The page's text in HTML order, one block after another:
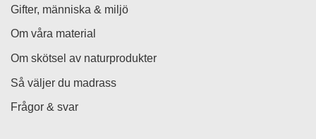
Gifter, människa & miljö
Om våra material
Om skötsel av naturprodukter
Så väljer du madrass
Frågor & svar